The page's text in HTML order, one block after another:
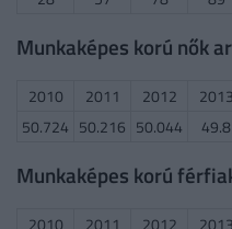
Munkaképes korú nők
2010 2011 2012 2013
50.724 50.216 50.044 49.8
Munkaképes korú
2010 2011 2012 2013